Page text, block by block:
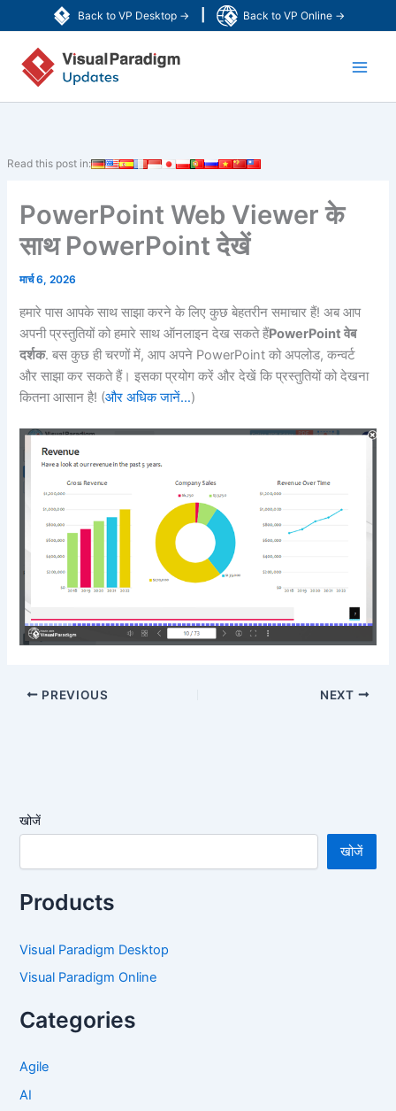
Back to VP Desktop → Back to VP Online →
to
content
Read this post in:
PowerPoint Web Viewer के
साथ PowerPoint देखें
मार्च 6, 2026
हमारे पास आपके साथ साझा करने के लिए कुछ बेहतरीन समाचार हैं! अब आप
अपनी प्रस्तुतियों को हमारे साथ ऑनलाइन देख सकते हैंPowerPoint वेब
दर्शक. बस कुछ ही चरणों में, आप अपने PowerPoint को अपलोड, कन्वर्ट
और साझा कर सकते हैं। इसका प्रयोग करें और देखें कि प्रस्तुतियों को देखना
कितना आसान है! (और अधिक जानें…)
PREVIOUS NEXT
खोजें
खोजें
Products
Visual Paradigm Desktop
Visual Paradigm Online
Categories
Agile
AI